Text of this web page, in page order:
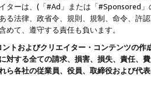
ターは、(「#Ad」または「#Sponsored
る法律、政省令、規則、規制、命令、許
めて、遵守する責任も負います。
トおよびクリエイター・コンテンツの
対する全ての請求、損害、損失、責任、
ら各社の従業員、役員、取締役および代